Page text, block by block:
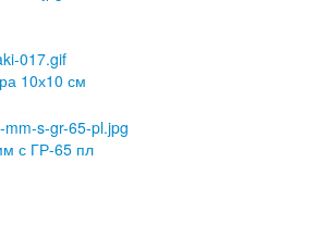
10х10 см
с ГР-65 пл